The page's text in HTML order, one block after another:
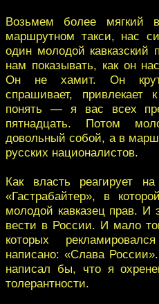
Возьмем более мягкий
маршрутном такси, нас
один молодой кавказский
нам показывать, как он
Он не хамит. Он
спрашивает,
понять — я вас всех
пятнадцать. Потом
довольный собой, а в
русских националистов.
Как власть реагирует
«Гастрабайтер», в
молодой кавказец прав.
вести в России. И мало
которых
написано: «Слава
написал бы, что я
толерантности.